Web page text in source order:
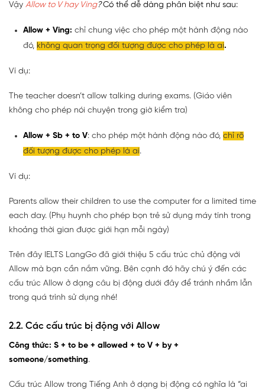
Vậy Allow to V hay Ving?Có thể dễ dàng phân biệt như sau:
Allow + Ving: chỉ chung việc cho phép một hành động nào
đó, không quan trọng đối tượng được cho phép là ai.
Ví dụ:
The teacher doesn’t allow talking during exams. (Giáo viên
không cho phép nói chuyện trong giờ kiểm tra)
Allow + Sb + to V: cho phép một hành động nào đó, chỉ rõ
đối tượng được cho phép là ai.
Ví dụ:
Parents allow their children to use the computer for a limited time
each day. (Phụ huynh cho phép bọn trẻ sử dụng máy tính trong
khoảng thời gian được giới hạn mỗi ngày)
Trên đây IELTS LangGo đã giới thiệu 5 cấu trúc chủ động với
Allow mà bạn cần nắm vững. Bên cạnh đó hãy chú ý đến các
cấu trúc Allow ở dạng câu bị động dưới đây để tránh nhầm lẫn
trong quá trình sử dụng nhé!
2.2. Các cấu trúc bị động với Allow
Công thức: S + to be + allowed + to V + by +
someone/something.
Cấu trúc Allow trong Tiếng Anh ở dạng bị động có nghĩa là “ai